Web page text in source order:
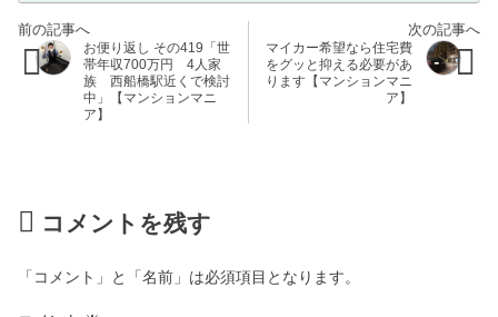
お便り返し その419「世
帯年収700万円 4人家
族 西船橋駅近くで検討
中」【マンションマニ
ア】
マイカー希望なら住宅費
をグッと抑える必要があ
ります【マンションマニ
ア】
コメントを残す
「コメント」と「名前」は必須項目となります。